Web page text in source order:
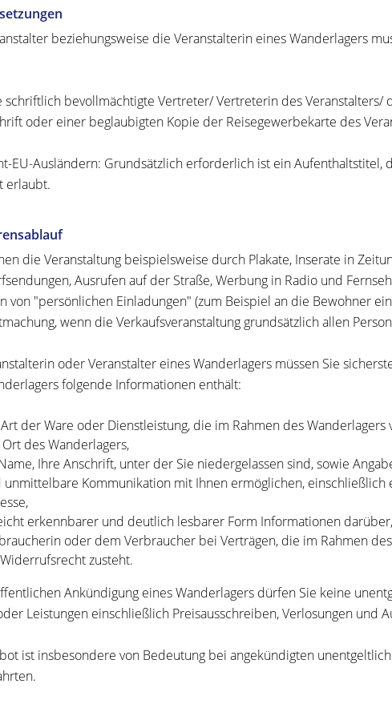
beziehungsweise die Veranstalterin eines Wanderlagers
schriftlich bevollmächtigte Vertreter/ Vertreterin des Veranstalters/
oder einer beglaubigten Kopie der Reisegewerbekarte des
EU-Ausländern: Grundsätzlich erforderlich ist ein Aufenthaltstitel,
erlaubt.
die Veranstaltung beispielsweise durch Plakate, Inserate in
Ausrufen auf der Straße, Werbung in Radio und
von "persönlichen Einladungen" (zum Beispiel an die Bewohner
wenn die Verkaufsveranstaltung grundsätzlich allen
oder Veranstalter eines Wanderlagers müssen Sie
folgende Informationen enthält:
der Ware oder Dienstleistung, die im Rahmen des
des Wanderlagers,
Ihre Anschrift, unter der Sie niedergelassen sind, sowie
unmittelbare Kommunikation mit Ihnen ermöglichen,
erkennbarer und deutlich lesbarer Form Informationen
oder dem Verbraucher bei Verträgen, die im Rahmen
zusteht.
Ankündigung eines Wanderlagers dürfen Sie keine
Leistungen einschließlich Preisausschreiben, Verlosungen und
ist insbesondere von Bedeutung bei angekündigten